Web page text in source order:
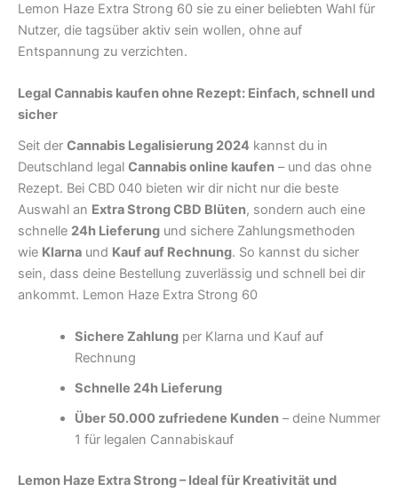
Lemon Haze Extra Strong 60 sie zu einer beliebten Wahl für
Nutzer, die tagsüber aktiv sein wollen, ohne auf
Entspannung zu verzichten.
Legal Cannabis kaufen ohne Rezept: Einfach, schnell und
sicher
Seit der Cannabis Legalisierung 2024 kannst du in
Deutschland legal Cannabis online kaufen – und das ohne
Rezept. Bei CBD 040 bieten wir dir nicht nur die beste
Auswahl an Extra Strong CBD Blüten, sondern auch eine
schnelle 24h Lieferung und sichere Zahlungsmethoden
wie Klarna und Kauf auf Rechnung. So kannst du sicher
sein, dass deine Bestellung zuverlässig und schnell bei dir
ankommt. Lemon Haze Extra Strong 60
Sichere Zahlungper Klarna und Kauf auf
Rechnung
Schnelle 24h Lieferung
Über 50.000 zufriedene Kunden– deine Nummer
1 für legalen Cannabiskauf
Lemon Haze Extra Strong – Ideal für Kreativität und